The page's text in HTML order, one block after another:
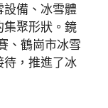
設備、冰雪體
集聚形狀。鏡
、鶴崗市冰雪
待，推進了冰